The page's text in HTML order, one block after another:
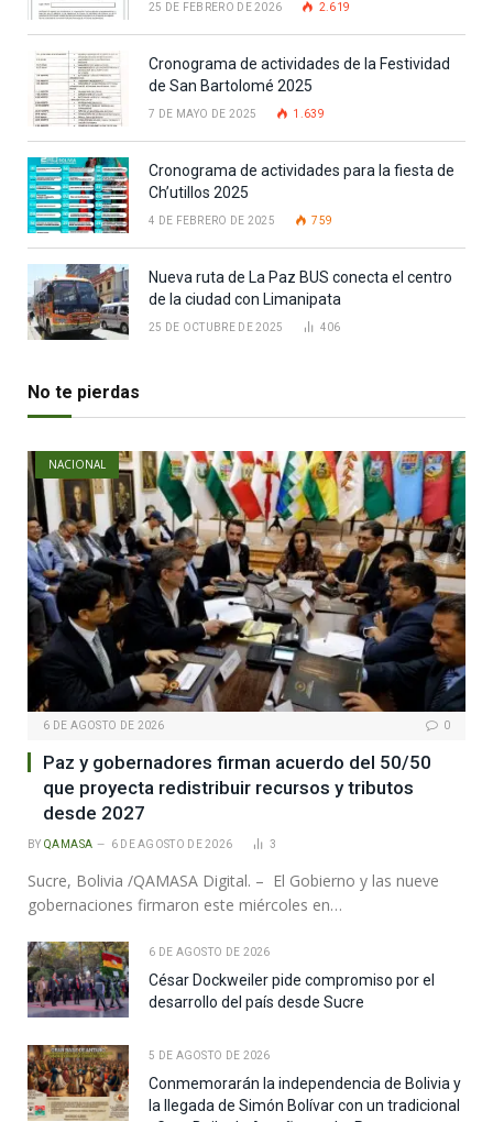
25 DE FEBRERO DE 2026 2.619
Cronograma de actividades de la Festividad
de San Bartolomé 2025
7 DE MAYO DE 2025 1.639
Cronograma de actividades para la fiesta de
Ch’utillos 2025
4 DE FEBRERO DE 2025 759
Nueva ruta de La Paz BUS conecta el centro
de la ciudad con Limanipata
25 DE OCTUBRE DE 2025 406
No te pierdas
NACIONAL
6 DE AGOSTO DE 2026 0
Paz y gobernadores firman acuerdo del 50/50
que proyecta redistribuir recursos y tributos
desde 2027
BY QAMASA 6 DE AGOSTO DE 2026 3
Sucre, Bolivia /QAMASA Digital. – El Gobierno y las nueve
gobernaciones firmaron este miércoles en…
6 DE AGOSTO DE 2026
César Dockweiler pide compromiso por el
desarrollo del país desde Sucre
5 DE AGOSTO DE 2026
Conmemorarán la independencia de Bolivia y
la llegada de Simón Bolívar con un tradicional